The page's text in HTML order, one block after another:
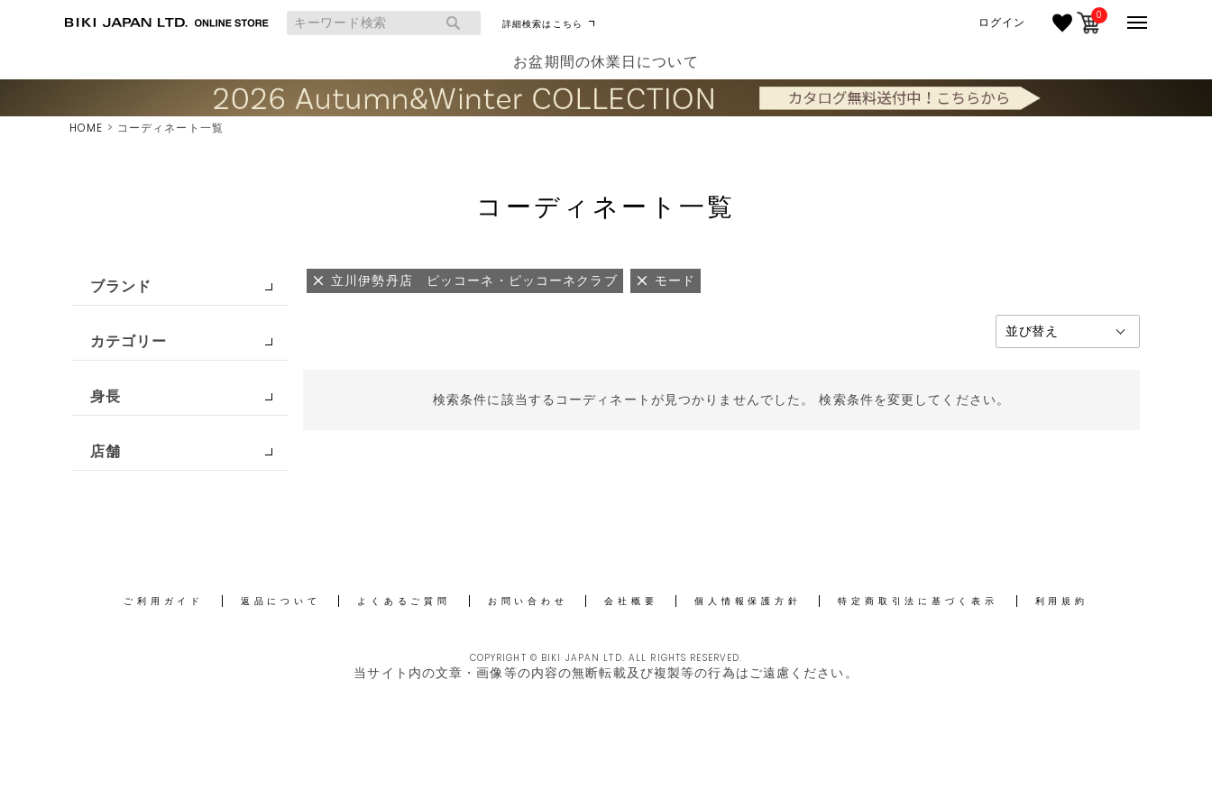
詳細検索はこちら ログイン 0
お盆期間の休業日について
HOME コーディネート一覧
コーディネート一覧
ブランド
カテゴリー
身長
店舗
立川伊勢丹店 ピッコーネ・ピッコーネクラブ モード
検索条件に該当するコーディネートが見つかりませんでした。 検索条件を変更してください。
ご利用ガイド 返品について よくあるご質問 お問い合わせ 会社概要 個人情報保護方針 特定商取引法に基づく表示 利用規約
COPYRIGHT © BIKI JAPAN LTD. ALL RIGHTS RESERVED.
当サイト内の文章・画像等の内容の無断転載及び複製等の行為はご遠慮ください。